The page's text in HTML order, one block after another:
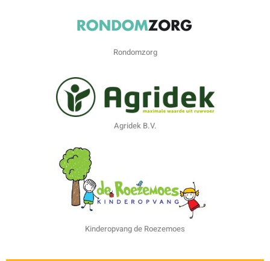
Rondomzorg
Agridek B.V.
Kinderopvang de Roezemoes